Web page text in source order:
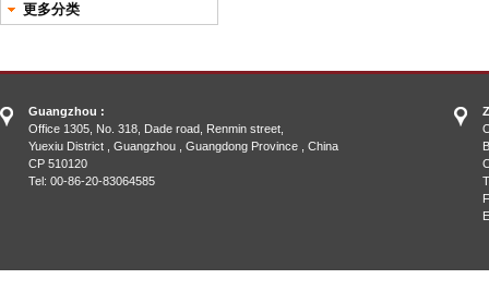
更多分类
Guangzhou :
Office 1305, No. 318, Dade road, Renmin street,
Yuexiu District , Guangzhou , Guangdong Province , China
CP 510120
Tel: 00-86-20-83064585